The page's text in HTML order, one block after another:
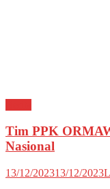
Tim PPK
Nasional
13/12/202313/12/2023